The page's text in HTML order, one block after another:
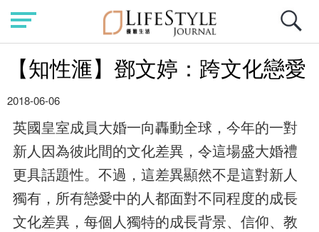
【知性滙】鄧文婷：跨文化戀愛
2018-06-06
英國皇室成員大婚一向轟動全球，今年的一對
新人因為彼此間的文化差異，令這場盛大婚禮
更具話題性。不過，這差異顯然不是這對新人
獨有，所有戀愛中的人都面對不同程度的成長
文化差異，每個人獨特的成長背景、信仰、教